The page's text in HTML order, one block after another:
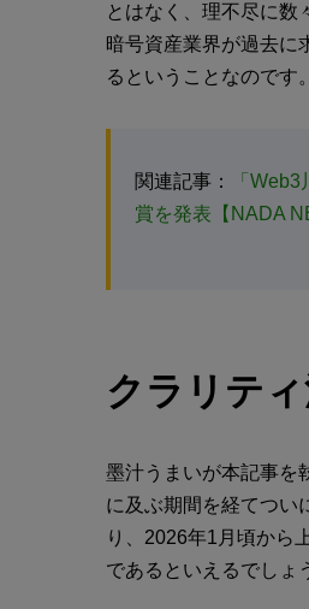
とはなく、理不尽に数
暗号資産業界が過去に
るということなのです。
関連記事：
「
賞を発表【NADA
クラリテ
墨汁うまいが本記事を
に及ぶ期間を経てつい
り、2026年1月頃から
であるといえるでしょ